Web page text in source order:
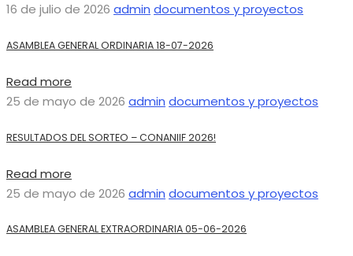
16 de julio de 2026 admin documentos y proyectos
ASAMBLEA GENERAL ORDINARIA 18-07-2026
Read more
25 de mayo de 2026 admin documentos y proyectos
RESULTADOS DEL SORTEO – CONANIIF 2026!
Read more
25 de mayo de 2026 admin documentos y proyectos
ASAMBLEA GENERAL EXTRAORDINARIA 05-06-2026